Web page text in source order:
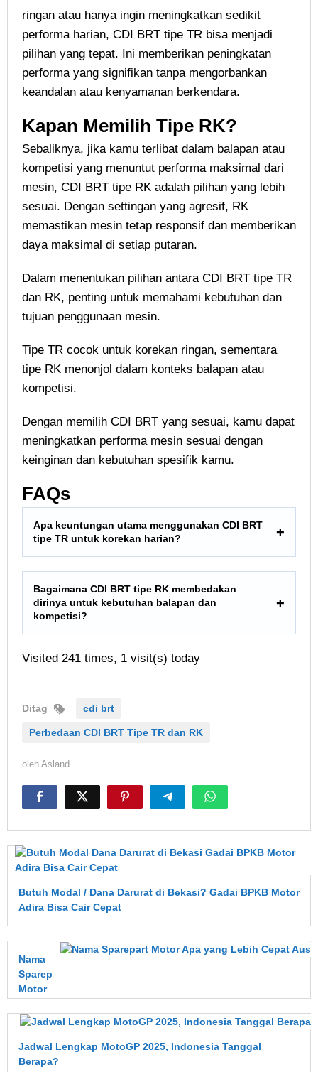
ringan atau hanya ingin meningkatkan sedikit
performa harian, CDI BRT tipe TR bisa menjadi
pilihan yang tepat. Ini memberikan peningkatan
performa yang signifikan tanpa mengorbankan
keandalan atau kenyamanan berkendara.
Kapan Memilih Tipe RK?
Sebaliknya, jika kamu terlibat dalam balapan atau
kompetisi yang menuntut performa maksimal dari
mesin, CDI BRT tipe RK adalah pilihan yang lebih
sesuai. Dengan settingan yang agresif, RK
memastikan mesin tetap responsif dan memberikan
daya maksimal di setiap putaran.
Dalam menentukan pilihan antara CDI BRT tipe TR
dan RK, penting untuk memahami kebutuhan dan
tujuan penggunaan mesin.
Tipe TR cocok untuk korekan ringan, sementara
tipe RK menonjol dalam konteks balapan atau
kompetisi.
Dengan memilih CDI BRT yang sesuai, kamu dapat
meningkatkan performa mesin sesuai dengan
keinginan dan kebutuhan spesifik kamu.
FAQs
Apa keuntungan utama menggunakan CDI BRT
tipe TR untuk korekan harian?
Bagaimana CDI BRT tipe RK membedakan
dirinya untuk kebutuhan balapan dan
kompetisi?
Visited 241 times, 1 visit(s) today
Ditag cdi brt
Perbedaan CDI BRT Tipe TR dan RK
oleh Asland
Butuh Modal / Dana Darurat di Bekasi? Gadai BPKB Motor
Adira Bisa Cair Cepat
Nama
Sparepart
Motor
yang
Cepat
Aus?
Jadwal Lengkap MotoGP 2025, Indonesia Tanggal
Berapa?